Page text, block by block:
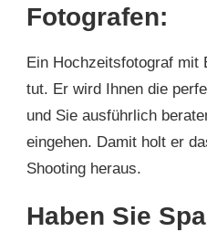
Fotografen:
Ein Hochzeitsfotograf mit
tut. Er wird Ihnen die
und Sie ausführlich
eingehen. Damit holt er
Shooting heraus.
Haben Sie